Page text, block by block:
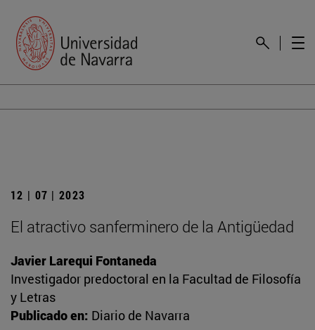
12 | 07 | 2023
El atractivo sanferminero de la Antigüedad
Javier Larequi Fontaneda
Investigador predoctoral en la Facultad de Filosofía
y Letras
Publicado en: Diario de Navarra